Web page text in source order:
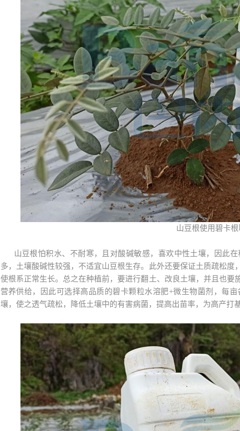
山豆根使用碧卡根
山豆根怕积水、不耐寒，且对酸碱敏感，喜欢中性土壤，因此
多，土壤酸碱性较强，不适宜山豆根生存。此外还要保证土质疏松度
使根系正常生长。总之在种植前，要进行翻土、改良土壤，并且也
营养供给，因此可选择高品质的碧卡颗粒水溶肥+微生物菌剂，每
壤，使之透气疏松，降低土壤中的有害病菌，提高出苗率，为高产打基